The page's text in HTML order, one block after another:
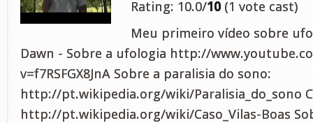
Rating: 10.0/10 (1 vote cast)
Meu primeiro vídeo sobre
Dawn - Sobre a ufologia http://
v=f7RSFGX8JnA Sobre a paralisia do sono:
http://pt.wikipedia.org/wiki/Paralisia_do_sono
http://pt.wikipedia.org/wiki/Caso_Vilas-Boas